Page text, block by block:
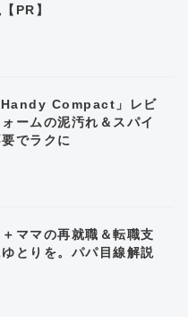
PR】
Handy Compact」レビ
ームの泥汚れ＆スパイ
でラクに
ママの再就職＆転職支
とりを。パパ目線解説